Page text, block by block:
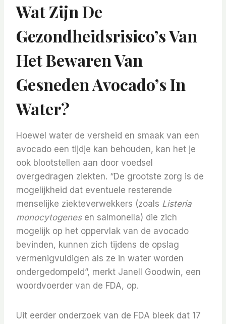
Wat Zijn De
Gezondheidsrisico’s Van
Het Bewaren Van
Gesneden Avocado’s In
Water?
Hoewel water de versheid en smaak van een
avocado een tijdje kan behouden, kan het je
ook blootstellen aan door voedsel
overgedragen ziekten. “De grootste zorg is de
mogelijkheid dat eventuele resterende
menselijke ziekteverwekkers (zoals Listeria
monocytogenes en salmonella) die zich
mogelijk op het oppervlak van de avocado
bevinden, kunnen zich tijdens de opslag
vermenigvuldigen als ze in water worden
ondergedompeld”, merkt Janell Goodwin, een
woordvoerder van de FDA, op.
Uit eerder onderzoek van de FDA bleek dat 17